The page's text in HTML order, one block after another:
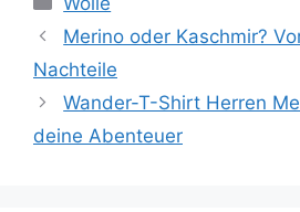
Merino oder Kaschmir?
Nachteile
Wander-T-Shirt Herren
deine Abenteuer